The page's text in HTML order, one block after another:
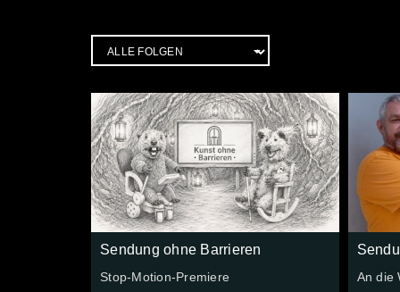
Sendung ohne Barrieren
Stop-Motion-Premiere An die